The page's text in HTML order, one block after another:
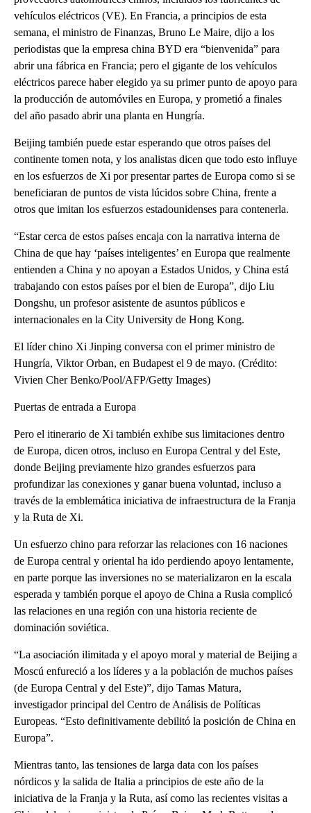
vehículos eléctricos (VE). En Francia, a principios de esta
semana, el ministro de Finanzas, Bruno Le Maire, dijo a los
periodistas que la empresa china BYD era “bienvenida” para
abrir una fábrica en Francia; pero el gigante de los vehículos
eléctricos parece haber elegido ya su primer punto de apoyo para
la producción de automóviles en Europa, y prometió a finales
del año pasado abrir una planta en Hungría.
Beijing también puede estar esperando que otros países del
continente tomen nota, y los analistas dicen que todo esto influye
en los esfuerzos de Xi por presentar partes de Europa como si se
beneficiaran de puntos de vista lúcidos sobre China, frente a
otros que imitan los esfuerzos estadounidenses para contenerla.
“Estar cerca de estos países encaja con la narrativa interna de
China de que hay ‘países inteligentes’ en Europa que realmente
entienden a China y no apoyan a Estados Unidos, y China está
trabajando con estos países por el bien de Europa”, dijo Liu
Dongshu, un profesor asistente de asuntos públicos e
internacionales en la City University de Hong Kong.
El líder chino Xi Jinping conversa con el primer ministro de
Hungría, Viktor Orban, en Budapest el 9 de mayo. (Crédito:
Vivien Cher Benko/Pool/AFP/Getty Images)
Puertas de entrada a Europa
Pero el itinerario de Xi también exhibe sus limitaciones dentro
de Europa, dicen otros, incluso en Europa Central y del Este,
donde Beijing previamente hizo grandes esfuerzos para
profundizar las conexiones y ganar buena voluntad, incluso a
través de la emblemática iniciativa de infraestructura de la Franja
y la Ruta de Xi.
Un esfuerzo chino para reforzar las relaciones con 16 naciones
de Europa central y oriental ha ido perdiendo apoyo lentamente,
en parte porque las inversiones no se materializaron en la escala
esperada y también porque el apoyo de China a Rusia complicó
las relaciones en una región con una historia reciente de
dominación soviética.
“La asociación ilimitada y el apoyo moral y material de Beijing a
Moscú enfureció a los líderes y a la población de muchos países
(de Europa Central y del Este)”, dijo Tamas Matura,
investigador principal del Centro de Análisis de Políticas
Europeas. “Esto definitivamente debilitó la posición de China en
Europa”.
Mientras tanto, las tensiones de larga data con los países
nórdicos y la salida de Italia a principios de este año de la
iniciativa de la Franja y la Ruta, así como las recientes visitas a